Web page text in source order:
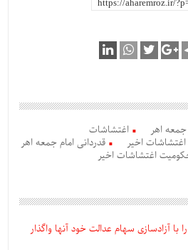
جمعه اهر
اغتشاشات
اخیر
قدردانی امام جمعه اهر
اغتشاشات اخیر
آزادسازی سهام عدالت خود آنها واگذار